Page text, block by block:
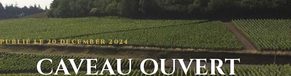
PUBLIÉ LE 20 DECEMBER 2024
CAVEAU OUVERT